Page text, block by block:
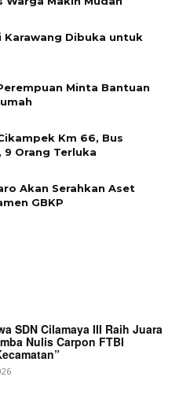
Karawang Dibuka untuk
Minta Bantuan
Km 66, Bus
9 Orang Terluka
Akan Serahkan Aset
GBKP
SDN Cilamaya III Raih Juara
Nulis Carpon FTBI